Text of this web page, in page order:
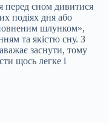
перед сном дивитися
подіях дня або
шлунком»,
та якістю сну. З
заснути, тому
щось легке і